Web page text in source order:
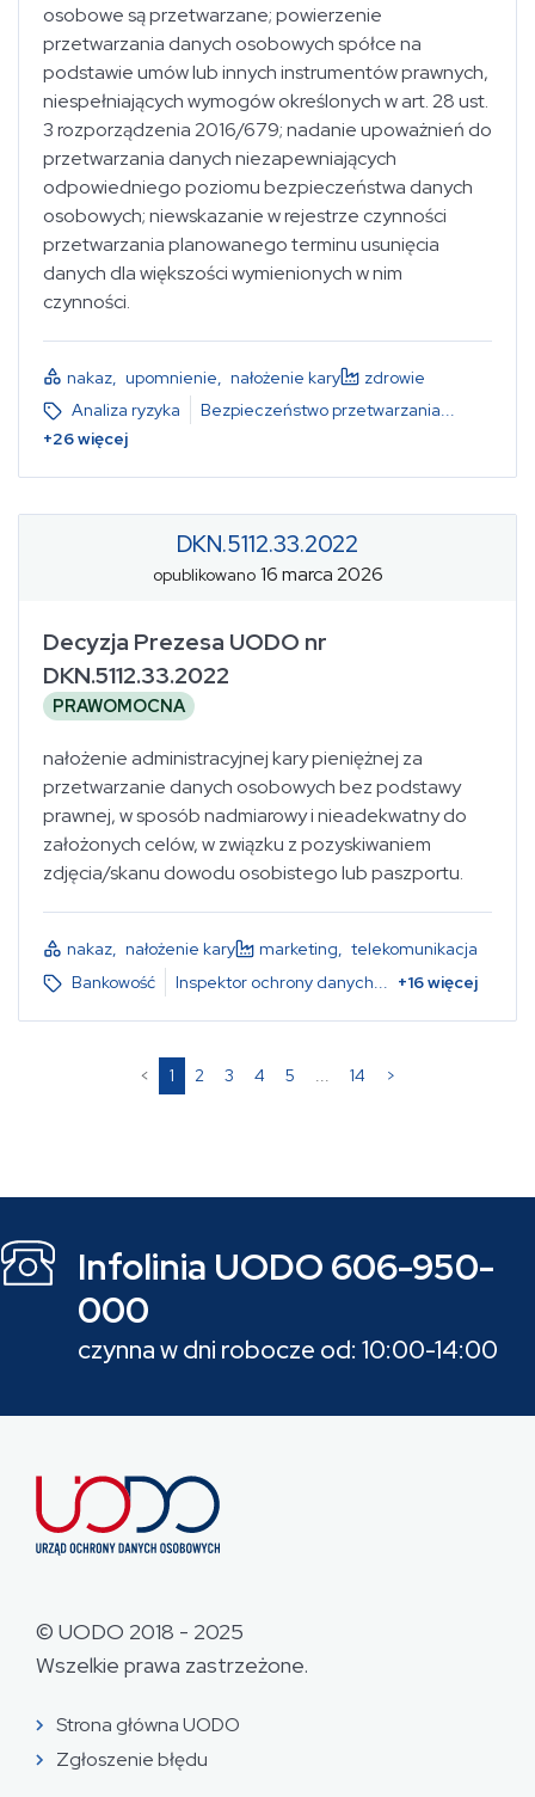
osobowe są przetwarzane; powierzenie
przetwarzania danych osobowych spółce na
podstawie umów lub innych instrumentów prawnych,
niespełniających wymogów określonych w art. 28 ust.
3 rozporządzenia 2016/679; nadanie upoważnień do
przetwarzania danych niezapewniających
odpowiedniego poziomu bezpieczeństwa danych
osobowych; niewskazanie w rejestrze czynności
przetwarzania planowanego terminu usunięcia
danych dla większości wymienionych w nim
czynności.
nakaz upomnienie nałożenie kary
zdrowie
Analiza ryzyka
Bezpieczeństwo przetwarzania...
+26więcej
DKN.5112.33.2022
opublikowano 16 marca 2026
Decyzja Prezesa UODO nr
DKN.5112.33.2022
PRAWOMOCNA
nałożenie administracyjnej kary pieniężnej za
przetwarzanie danych osobowych bez podstawy
prawnej, w sposób nadmiarowy i nieadekwatny do
założonych celów, w związku z pozyskiwaniem
zdjęcia/skanu dowodu osobistego lub paszportu.
nakaz, nałożenie kary marketing, telekomunikacja
Bankowość
Inspektor ochrony danych... +16więcej
< 1 (current)
2 3 4 5 ... 14 >
Infolinia UODO 606-950-
000
czynna w dni robocze od: 10:00-14:00
© UODO 2018 - 2025
Wszelkie prawa zastrzeżone.
Strona główna UODO
Zgłoszenie błędu